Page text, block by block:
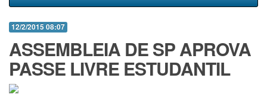
12/2/2015 08:07
ASSEMBLEIA DE SP APROVA
PASSE LIVRE ESTUDANTIL